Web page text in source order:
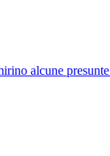
alcune